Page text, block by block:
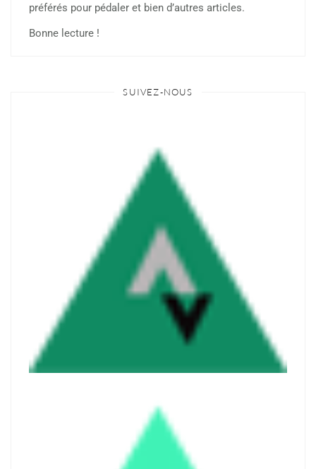
préférés pour pédaler et bien d’autres articles.
Bonne lecture !
SUIVEZ-NOUS